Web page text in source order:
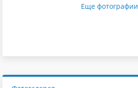
Еще фотографии